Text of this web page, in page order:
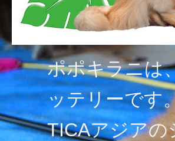
ポポキラニは
ッテリーです
TICAアジアの